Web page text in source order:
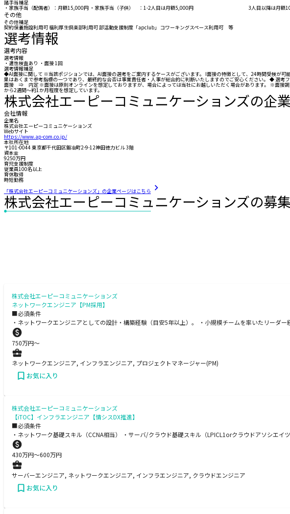
諸手当補足
・家族手当（配偶者）：月額15,000円 ・家族手当（子供） ：1-2人目は月額5,000円 3人目以降は月額10,000円/
その他
その他補足
契約保養施設利用可 福利厚生倶楽部利用可 部活動支援制度「apclub」 コワーキングスペース利用可 等
選考情報
選考内容
選考情報
・適性検査あり ・面接 1回
選考情報補足
◆AI面接に関して ※当該ポジションでは、AI面接の選考をご案内するケースがございます。 I面接の特徴として、24時間受検が
果はあくまで参考指標の一つであり、最終的な合否は事業責任者・人事が総合的に判断いたしますのでご安心ください
面接 ⇒ 内定 ※面接は原則オンラインを想定しておりますが、場合によっては当社にお越しいただく場合があります。 ※面接
から2週間～約1か月程度を想定しています。
株式会社エーピーコミュニケーションズの企
会社情報
企業名
株式会社エーピーコミュニケーションズ
Webサイト
https://www.ap-com.co.jp/
本社所在地
〒101-0044 東京都千代田区鍛冶町2-9-12神田徳力ビル 3階
資本金
9250万円
育児支援制度
従業員100名以上
育休取得
時短勤務
「株式会社エーピーコミュニケーションズ」の企業ページはこちら
株式会社エーピーコミュニケーションズの募
株式会社エーピーコミュニケーションズ
ネットワークエンジニア【PM採用】
■必須条件
・ネットワークエンジニアとしての設計・構築経験（目安5年以上）。 ・小規模チームを率いたリーダー
750万円〜
ネットワークエンジニア, インフラエンジニア, プロジェクトマネージャー(PM)
お気に入り
株式会社エーピーコミュニケーションズ
【iTOC】インフラエンジニア【情シスDX推進】
■必須条件
・ネットワーク基礎スキル（CCNA相当） ・サーバ/クラウド基礎スキル（LPICL1orクラウドアソシエ
430万円〜600万円
サーバーエンジニア, ネットワークエンジニア, インフラエンジニア, クラウドエンジニア
お気に入り